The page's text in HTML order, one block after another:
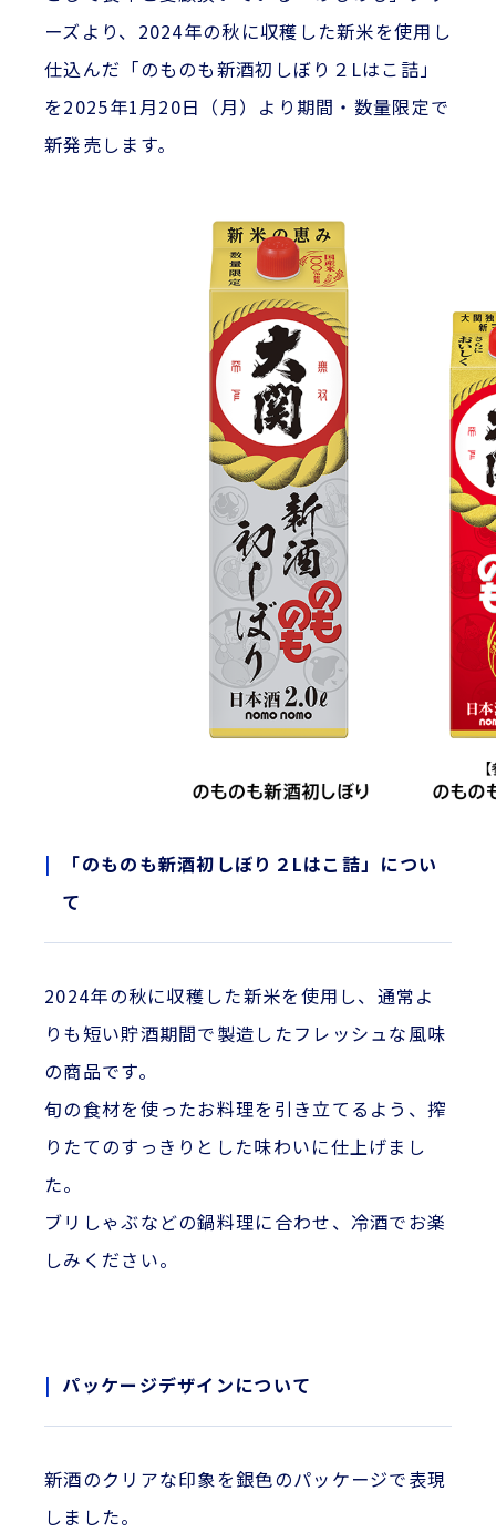
ーズより、2024年の秋に収穫した新米を使用し
仕込んだ「のものも新酒初しぼり２Lはこ詰」
を2025年1月20日（月）より期間・数量限定で
新発売します。
「のものも新酒初しぼり２Lはこ詰」につい
て
2024年の秋に収穫した新米を使用し、通常よ
りも短い貯酒期間で製造したフレッシュな風味
の商品です。
旬の食材を使ったお料理を引き立てるよう、搾
りたてのすっきりとした味わいに仕上げまし
た。
ブリしゃぶなどの鍋料理に合わせ、冷酒でお楽
しみください。
パッケージデザインについて
新酒のクリアな印象を銀色のパッケージで表現
しました。